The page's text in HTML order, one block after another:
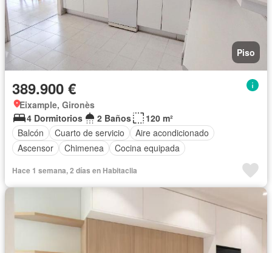
Piso
389.900 €
Eixample, Gironès
4 Dormitorios
2 Baños
120 m²
Balcón
Cuarto de servicio
Aire acondicionado
Ascensor
Chimenea Cocina equipada
Hace 1 semana, 2 días en Habitaclia